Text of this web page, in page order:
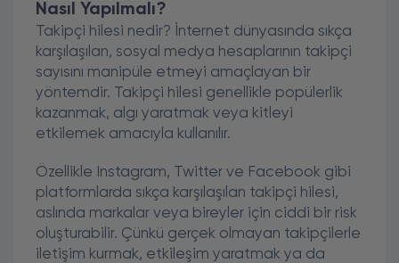
Nasıl Yapılmalı?
Takipçi hilesi nedir? İnternet dünyasında sıkça
karşılaşılan, sosyal medya hesaplarının takipçi
sayısını manipüle etmeyi amaçlayan bir
yöntemdir. Takipçi hilesi genellikle popülerlik
kazanmak, algı yaratmak veya kitleyi
etkilemek amacıyla kullanılır.
Özellikle Instagram, Twitter ve Facebook gibi
platformlarda sıkça karşılaşılan takipçi hilesi,
aslında markalar veya bireyler için ciddi bir risk
oluşturabilir. Çünkü gerçek olmayan takipçilerle
iletişim kurmak, etkileşim yaratmak ya da